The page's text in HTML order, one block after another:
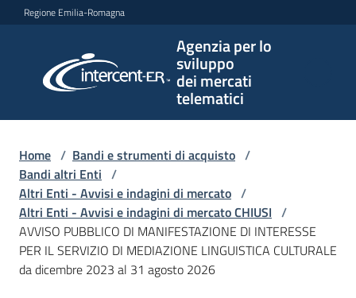
Vai al contenuto
Vai alla navigazione
Vai al footer
Regione Emilia-Romagna
Agenzia per lo
sviluppo
dei mercati
telematici
per lo
sviluppo
telematici
L'Agenzia
Home / Bandi e strumenti di acquisto /
Bandi altri Enti /
Altri Enti - Avvisi e indagini di mercato /
Altri Enti - Avvisi e indagini di mercato CHIUSI /
AVVISO PUBBLICO DI MANIFESTAZIONE DI INTERESSE
PER IL SERVIZIO DI MEDIAZIONE LINGUISTICA CULTURALE
da dicembre 2023 al 31 agosto 2026